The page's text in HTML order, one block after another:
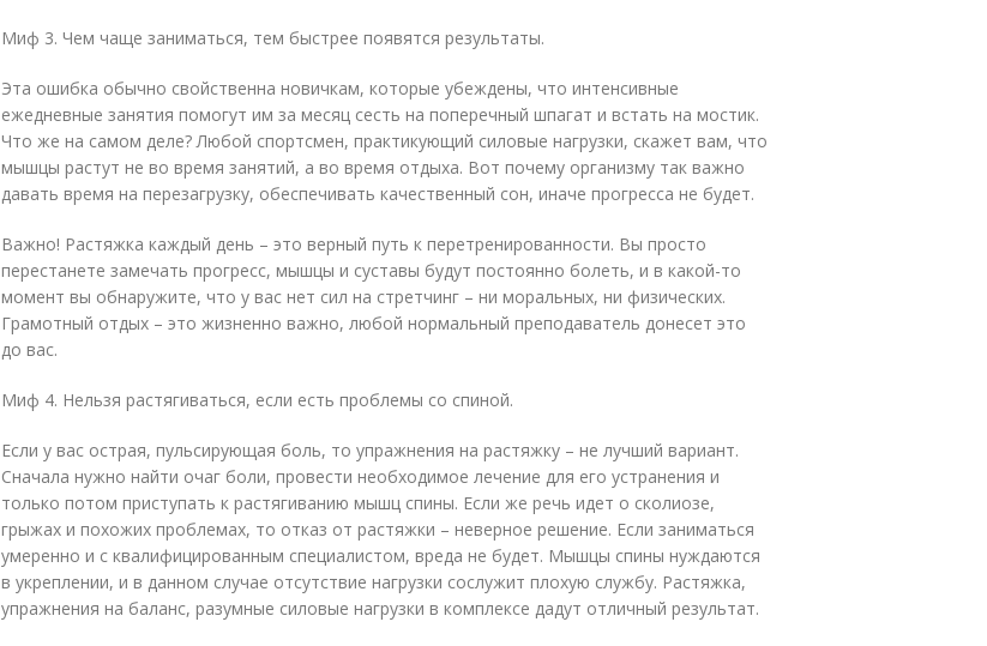
Миф 3. Чем чаще заниматься, тем быстрее появятся результаты.
Эта ошибка обычно свойственна новичкам, которые убеждены, что интенсивные
ежедневные занятия помогут им за месяц сесть на поперечный шпагат и встать на мостик.
Что же на самом деле? Любой спортсмен, практикующий силовые нагрузки, скажет вам, что
мышцы растут не во время занятий, а во время отдыха. Вот почему организму так важно
давать время на перезагрузку, обеспечивать качественный сон, иначе прогресса не будет.
Важно! Растяжка каждый день – это верный путь к перетренированности. Вы просто
перестанете замечать прогресс, мышцы и суставы будут постоянно болеть, и в какой-то
момент вы обнаружите, что у вас нет сил на стретчинг – ни моральных, ни физических.
Грамотный отдых – это жизненно важно, любой нормальный преподаватель донесет это
до вас.
Миф 4. Нельзя растягиваться, если есть проблемы со спиной.
Если у вас острая, пульсирующая боль, то упражнения на растяжку – не лучший вариант.
Сначала нужно найти очаг боли, провести необходимое лечение для его устранения и
только потом приступать к растягиванию мышц спины. Если же речь идет о сколиозе,
грыжах и похожих проблемах, то отказ от растяжки – неверное решение. Если заниматься
умеренно и с квалифицированным специалистом, вреда не будет. Мышцы спины нуждаются
в укреплении, и в данном случае отсутствие нагрузки сослужит плохую службу. Растяжка,
упражнения на баланс, разумные силовые нагрузки в комплексе дадут отличный результат.